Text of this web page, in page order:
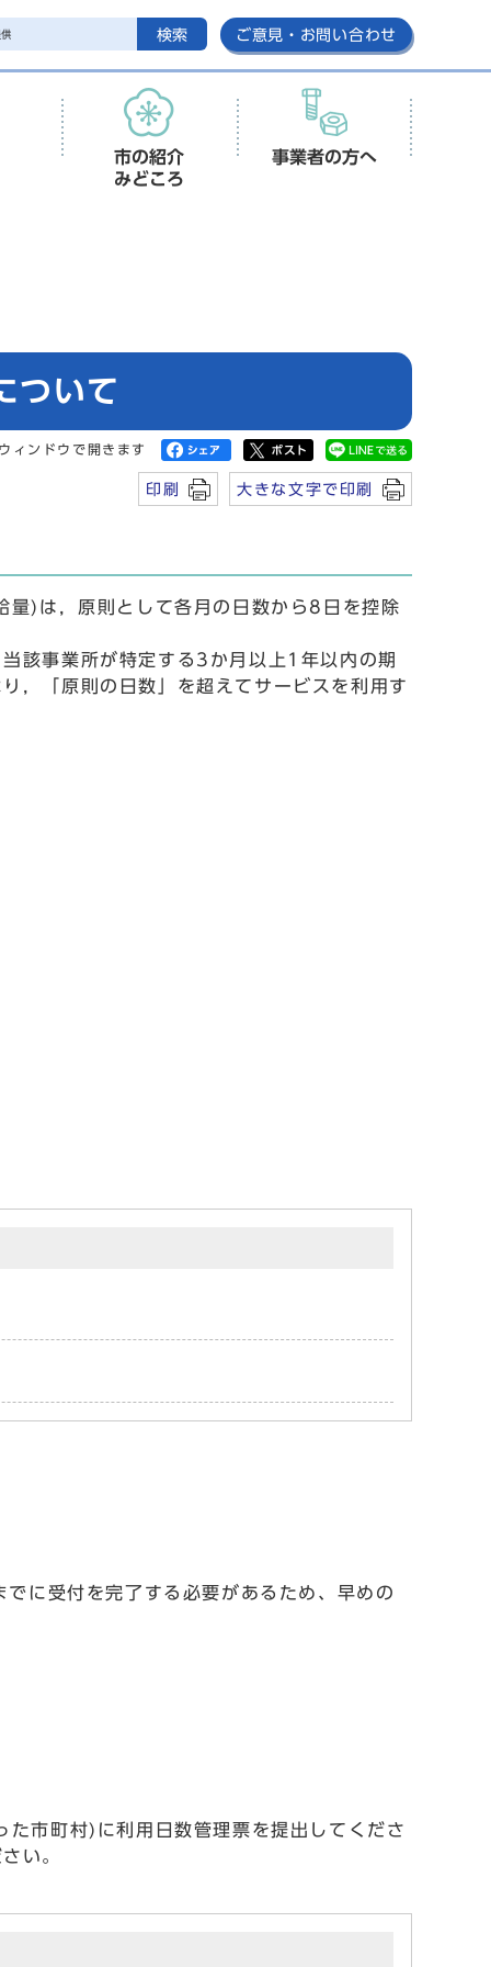
検索 ご意見・お問い合わせ
市の紹介
みどころ
事業者の方へ
ついて
ィンドウで開きます
印刷 大きな文字で印刷
)は，原則として各月の日数から8日を控除
該事業所が特定する3か月以上1年以内の期
，「原則の日数」を超えてサービスを利用す
に受付を完了する必要があるため、早めの
市町村)に利用日数管理票を提出してくださ
い。